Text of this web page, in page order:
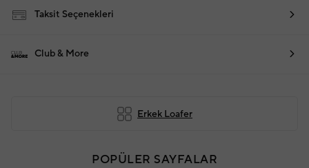
Taksit Seçenekleri
Club & More
Erkek Loafer
POPÜLER SAYFALAR